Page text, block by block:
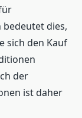
bedeutet dies,
sich den Kauf
der
ist daher